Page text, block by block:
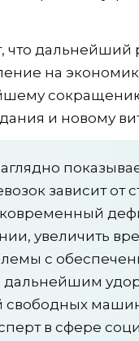
дальнейший
на
и новому
зависит от
увеличить
с
с дальнейшим
свободных
в сфере